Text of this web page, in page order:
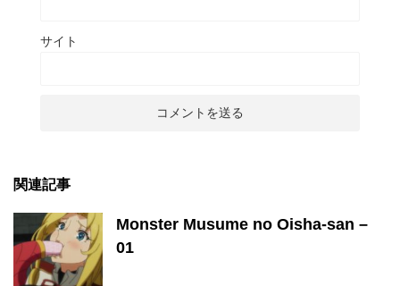
サイト
関連記事
Monster Musume no Oisha-san –
01